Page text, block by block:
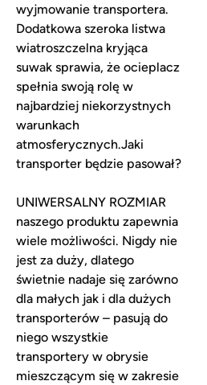
wyjmowanie transportera.
Dodatkowa szeroka listwa
wiatroszczelna kryjąca
suwak sprawia, że ocieplacz
spełnia swoją rolę w
najbardziej niekorzystnych
warunkach
atmosferycznych.Jaki
transporter będzie pasował?
UNIWERSALNY ROZMIAR
naszego produktu zapewnia
wiele możliwości. Nigdy nie
jest za duży, dlatego
świetnie nadaje się zarówno
dla małych jak i dla dużych
transporterów – pasują do
niego wszystkie
transportery w obrysie
mieszczącym się w zakresie